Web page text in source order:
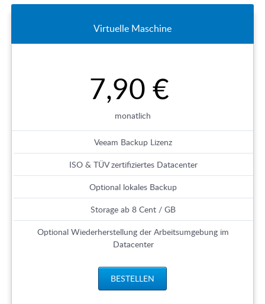
Virtuelle Maschine
7,90 €
monatlich
Veeam Backup Lizenz
ISO & TÜV zertifiziertes Datacenter
Optional lokales Backup
Storage ab 8 Cent / GB
Optional Wiederherstellung der Arbeitsumgebung im
Datacenter
BESTELLEN